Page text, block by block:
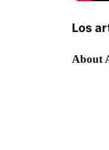
Los
About